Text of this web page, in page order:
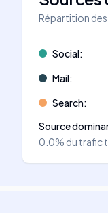
Répartition
Social:
Mail:
Search:
Source
0.0% du trafic